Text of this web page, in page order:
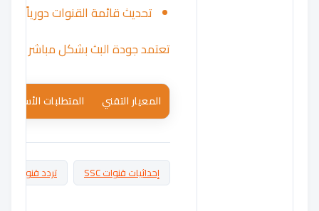
تحديث قائمة القنوات دورياً
تعتمد جودة البث بشكل مباشر على
المعيار التقني المتطلبات الأساسية
إحداثيات قنوات SSC تردد قنوات SSC عرب سات